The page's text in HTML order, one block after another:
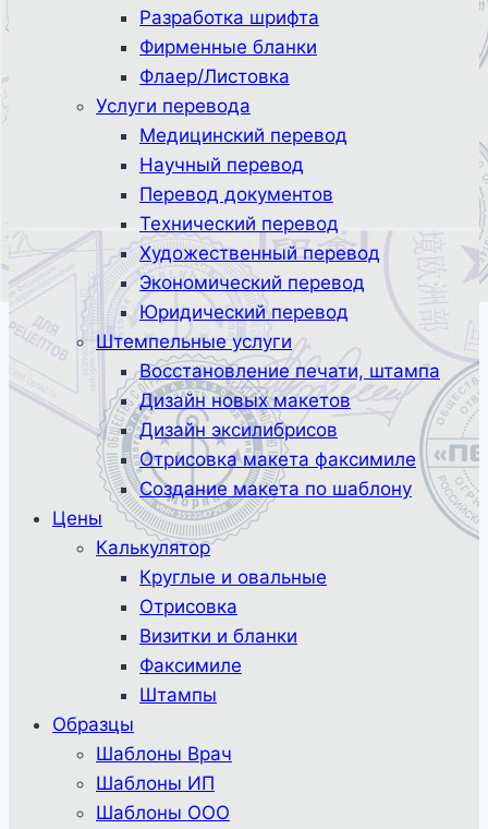
Разработка шрифта
Фирменные бланки
Флаер/Листовка
Услуги перевода
Медицинский перевод
Научный перевод
Перевод документов
Технический перевод
Художественный перевод
Экономический перевод
Юридический перевод
Штемпельные услуги
Восстановление печати, штампа
Дизайн новых макетов
Дизайн эксилибрисов
Отрисовка макета факсимиле
Создание макета по шаблону
Цены
Калькулятор
Круглые и овальные
Отрисовка
Визитки и бланки
Факсимиле
Штампы
Образцы
Шаблоны Врач
Шаблоны ИП
Шаблоны ООО